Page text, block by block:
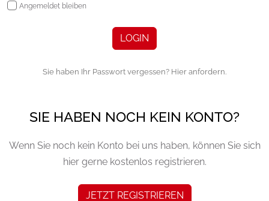
Angemeldet bleiben
LOGIN
Sie haben Ihr Passwort vergessen? Hier anfordern.
SIE HABEN NOCH KEIN KONTO?
Wenn Sie noch kein Konto bei uns haben, können Sie sich
hier gerne kostenlos registrieren.
JETZT REGISTRIEREN